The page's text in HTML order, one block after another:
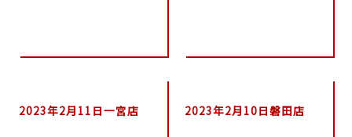
2023年2月11日一宮店 2023年2月10日磐田店